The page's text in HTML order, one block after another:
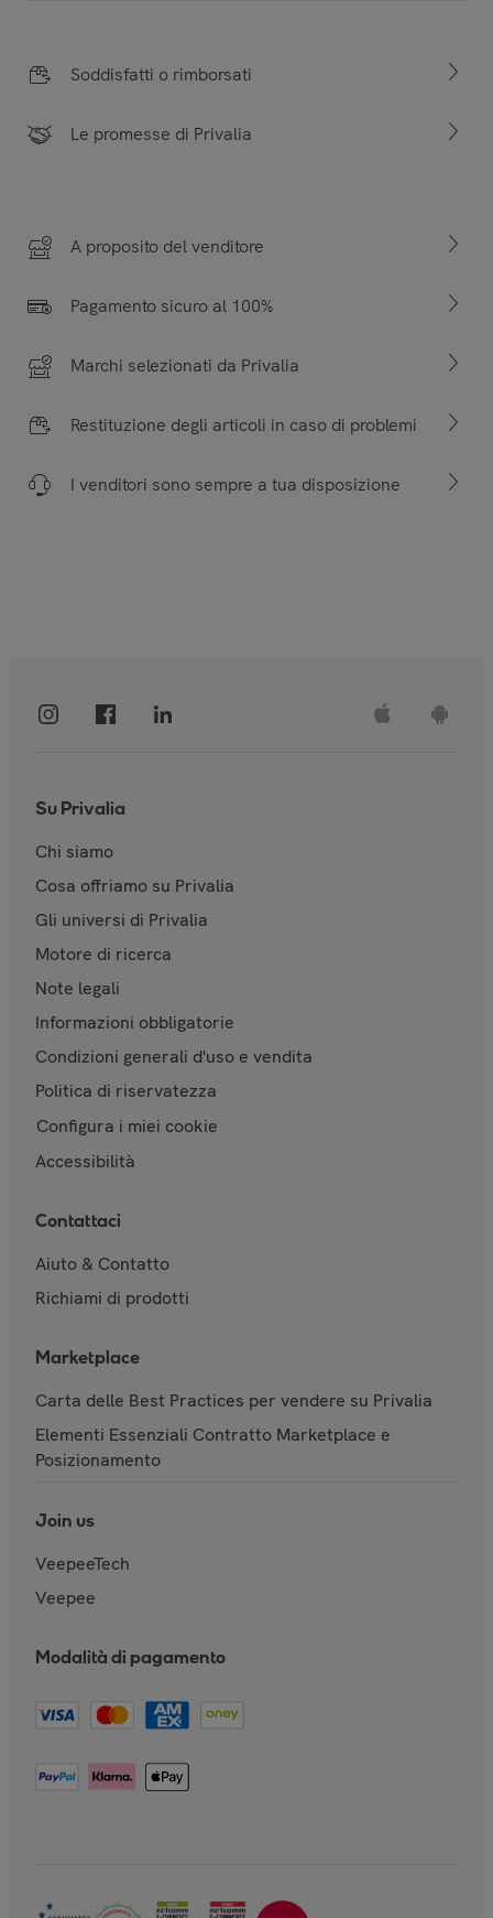
Soddisfatti o rimborsati
Le promesse di Privalia
A proposito del venditore
Pagamento sicuro al 100%
Marchi selezionati da Privalia
Restituzione degli articoli in caso di problemi
I venditori sono sempre a tua disposizione
Su Privalia
Chi siamo
Cosa offriamo su Privalia
Gli universi di Privalia
Motore di ricerca
Note legali
Informazioni obbligatorie
Condizioni generali d'uso e vendita
Politica di riservatezza
Configura i miei cookie
Accessibilità
Contattaci
Aiuto & Contatto
Richiami di prodotti
Marketplace
Carta delle Best Practices per vendere su Privalia
Elementi Essenziali Contratto Marketplace e
Posizionamento
Join us
VeepeeTech
Veepee
Modalità di pagamento